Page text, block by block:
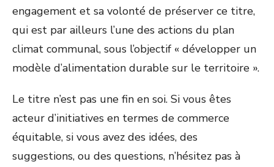
engagement et sa volonté de préserver ce titre,
qui est par ailleurs l’une des actions du plan
climat communal, sous l’objectif « développer un
modèle d’alimentation durable sur le territoire ».
Le titre n’est pas une fin en soi. Si vous êtes
acteur d’initiatives en termes de commerce
équitable, si vous avez des idées, des
suggestions, ou des questions, n’hésitez pas à